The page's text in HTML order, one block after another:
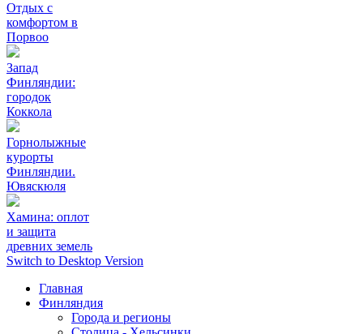
Отдых с
комфортом в
Порвоо
Запад
Финляндии:
городок
Коккола
Горнолыжные
курорты
Финляндии.
Ювяскюля
Хамина: оплот
и защита
древних земель
Switch to Desktop Version
Главная
Финляндия
Города и регионы